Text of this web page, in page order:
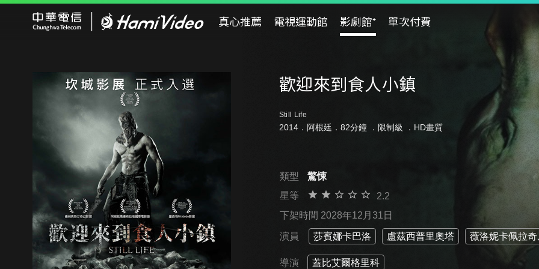
真心推薦 電視運動館 影劇館⁺ 單次付費
歡迎來到食人小鎮
Still Life
2014．阿根廷．82分鐘 ． 限制級 ．HD畫質
類型
驚悚
星等
2.2
下架時間 2028年12月31日
演員 莎賓娜卡巴洛 盧茲西普里奧塔 薇洛妮卡佩拉奇
導演 蓋比艾爾格里科